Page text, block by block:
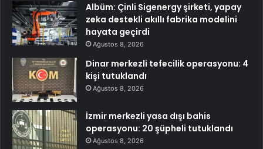
Albüm: Çinli Sigenergy şirketi, yapay
zeka destekli akıllı fabrika modelini
hayata geçirdi
Ağustos 8, 2026
Dinar merkezli tefecilik operasyonu: 4
kişi tutuklandı
Ağustos 8, 2026
İzmir merkezli yasa dışı bahis
operasyonu: 20 şüpheli tutuklandı
Ağustos 8, 2026